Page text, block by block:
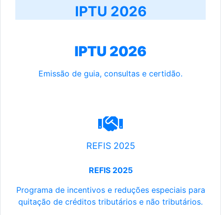
IPTU 2026
IPTU 2026
Emissão de guia, consultas e certidão.
REFIS 2025
REFIS 2025
Programa de incentivos e reduções especiais para
quitação de créditos tributários e não tributários.